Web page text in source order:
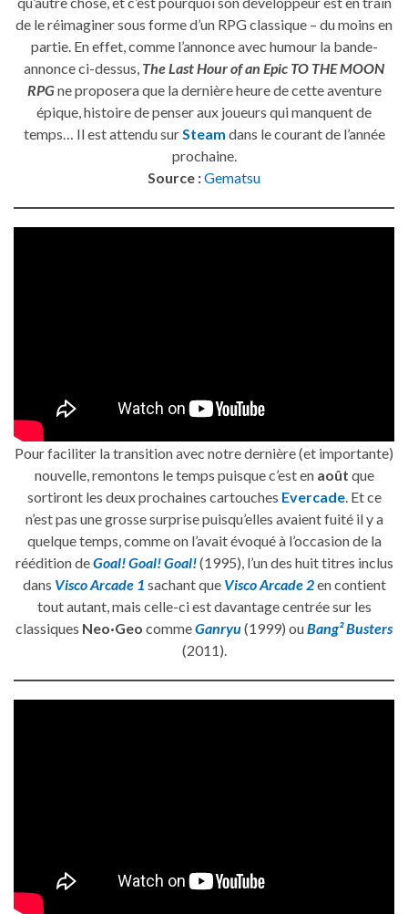
de le réimaginer sous forme d’un RPG classique – du moins en
partie. En effet, comme l’annonce avec humour la bande-
annonce ci-dessus, The Last Hour of an Epic TO THE MOON
RPGne proposera que la dernière heure de cette aventure
épique, histoire de penser aux joueurs qui manquent de
temps… Il est attendu surSteam dans le courant de l’année
prochaine.
Source :Gematsu
Pour faciliter la transition avec notre dernière (et importante)
nouvelle, remontons le temps puisque c’est en août que
sortiront les deux prochaines cartouches Evercade. Et ce
n’est pas une grosse surprise puisqu’elles avaient fuité il y a
quelque temps, comme on l’avait évoqué à l’occasion de la
réédition deGoal! Goal! Goal!(1995), l’un des huit titres inclus
dans Visco Arcade 1 sachant que Visco Arcade 2en contient
tout autant, mais celle-ci est davantage centrée sur les
classiques Neo·Geo commeGanryu(1999) ouBang² Busters
(2011).